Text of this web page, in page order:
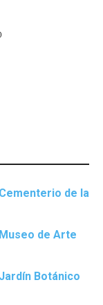
de la
de Arte
Botánico